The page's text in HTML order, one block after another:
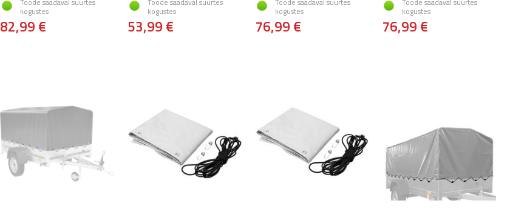
kogustes
82,99 €
kogustes
53,99 €
kogustes
76,99 €
kogustes
76,99 €